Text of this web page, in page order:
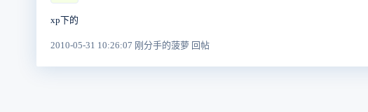
xp下的
2010-05-31 10:26:07 刚分手的菠萝 回帖